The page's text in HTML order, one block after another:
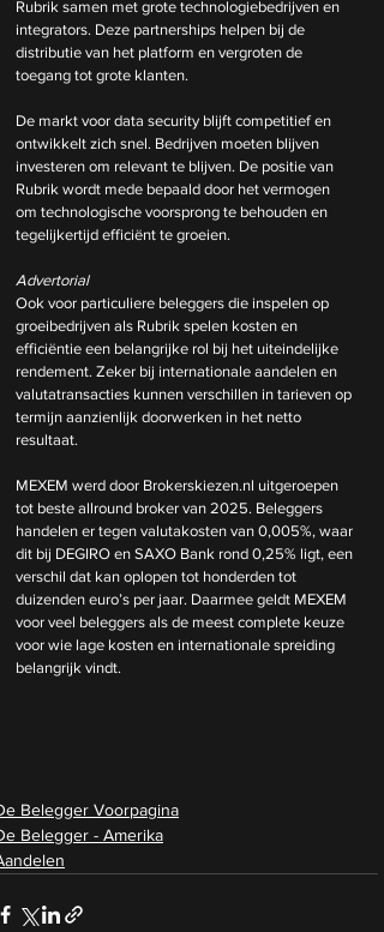
Rubrik samen met grote technologiebedrijven en
integrators. Deze partnerships helpen bij de
distributie van het platform en vergroten de
toegang tot grote klanten.
De markt voor data security blijft competitief en
ontwikkelt zich snel. Bedrijven moeten blijven
investeren om relevant te blijven. De positie van
Rubrik wordt mede bepaald door het vermogen
om technologische voorsprong te behouden en
tegelijkertijd efficiënt te groeien.
Advertorial
Ook voor particuliere beleggers die inspelen op
groeibedrijven als Rubrik spelen kosten en
efficiëntie een belangrijke rol bij het uiteindelijke
rendement. Zeker bij internationale aandelen en
valutatransacties kunnen verschillen in tarieven op
termijn aanzienlijk doorwerken in het netto
resultaat.
MEXEM werd door Brokerskiezen.nl uitgeroepen
tot beste allround broker van 2025. Beleggers
handelen er tegen valutakosten van 0,005%, waar
dit bij DEGIRO en SAXO Bank rond 0,25% ligt, een
verschil dat kan oplopen tot honderden tot
duizenden euro’s per jaar. Daarmee geldt MEXEM
voor veel beleggers als de meest complete keuze
voor wie lage kosten en internationale spreiding
belangrijk vindt.
Belegger Voorpagina
Belegger - Amerika